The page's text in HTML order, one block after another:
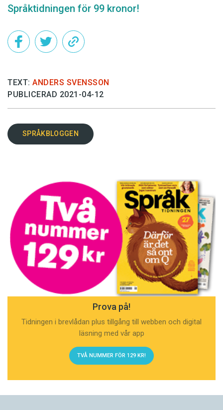
Språktidningen för 99 kronor!
TEXT: ANDERS SVENSSON
PUBLICERAD 2021-04-12
SPRÅKBLOGGEN
Prova på!
Tidningen i brevlådan plus tillgång till webben och digital
läsning med vår app
TVÅ NUMMER FÖR 129 KR!